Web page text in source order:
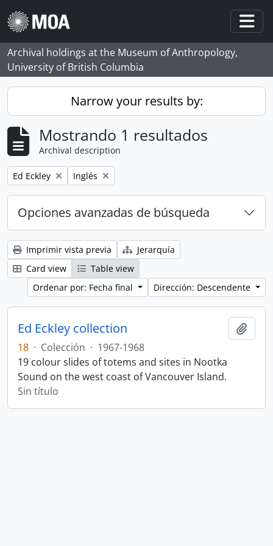
Skip to main content
Archival holdings at the Museum of Anthropology,
University of British Columbia
Narrow your results by:
Mostrando 1 resultados
Archival description
Remove filter:
Ed Eckley Remove filter:
Inglés
Opciones avanzadas de búsqueda
Imprimir vista previa
Jerarquía
Card view
Table view
Ordenar por: Fecha final
Dirección: Descendente
Ed Eckley collection
18 · Colección · 1967-1968
19 colour slides of totems and sites in Nootka
Sound on the west coast of Vancouver Island.
Sin título